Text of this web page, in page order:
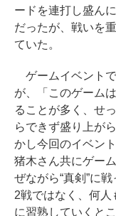
ードを連打し盛ん
だったが、戦いを
ていた。
ゲームイベント
が、「このゲーム
ることが多く、せ
らできず盛り上が
かし今回のイベン
猪木さん共にゲー
ぜながら“真剣”に
2戦ではなく、何人
に習熟していくと